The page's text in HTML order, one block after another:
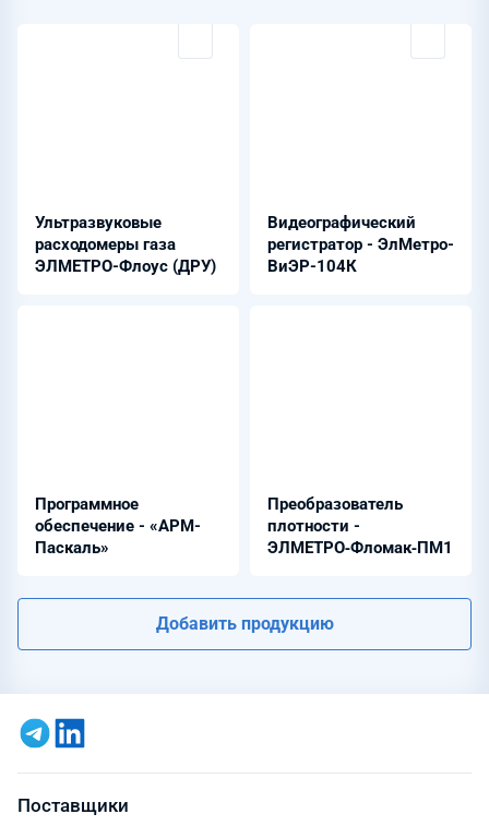
Ультразвуковые
расходомеры газа
ЭЛМЕТРО-Флоус (ДРУ)
Видеографический
регистратор - ЭлМетро-
ВиЭР-104К
Программное
обеспечение - «АРМ-
Паскаль»
Преобразователь
плотности -
ЭЛМЕТРО‑Фломак‑ПМ1
Добавить продукцию
Поставщики